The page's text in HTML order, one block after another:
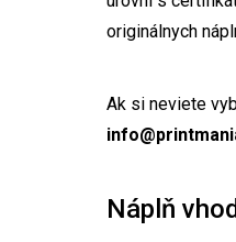
originálnych
Ak si neviete
Náplň